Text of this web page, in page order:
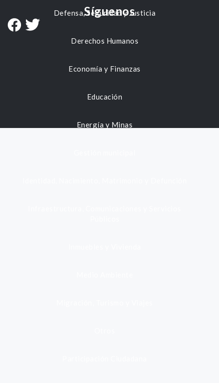
Defensa, Seguridad y Justicia
Derechos Humanos
Economía y Finanzas
Educación
Energía y Minas
Síguenos